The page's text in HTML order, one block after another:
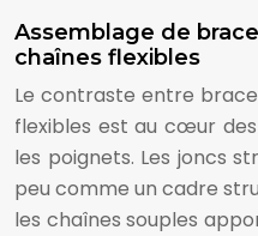
Assemblage de
chaînes flexibles
Le contraste entre
flexibles est au cœur
les poignets. Les joncs
peu comme un cadre
les chaînes souples